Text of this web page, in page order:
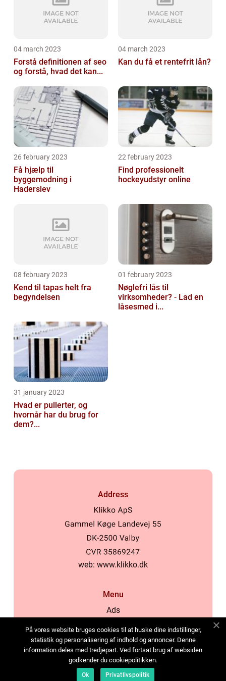
04 march 2023
Forstå definitionen af seo
og forstå, hvad det kan...
04 march 2023
Kan du få et rentefrit lån?
26 february 2023
Få hjælp til
byggemodning i
Haderslev
22 february 2023
Find professionelt
hockeyudstyr online
08 february 2023
Kend til tapas helt fra
begyndelsen
01 february 2023
Nøglefri lås til
virksomheder? - Lad en
låsesmed i...
31 january 2023
Hvad er pullerter, og
hvornår har du brug for
dem?...
Address
web: www.klikko.dk
Menu
Ads
Cookies
Contact
Sitemap
På vores website bruges cookies til at huske dine indstillinger,
statistik og personalisering af indhold og annoncer. Denne
information deles med tredjepart. Ved fortsat brug af websiden
godkender du cookiepolitikken.
Ok Privatlivspolitik